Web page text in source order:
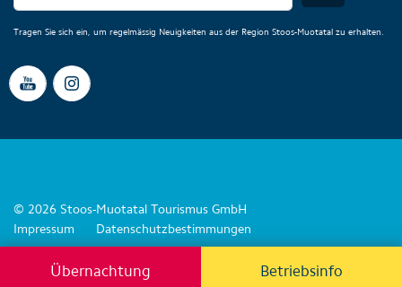
Übernachtung Betriebsinfo
Tragen Sie sich ein, um regelmässig Neuigkeiten aus der Region Stoos-Muotatal zu erhalten.
© 2026 Stoos-Muotatal Tourismus GmbH
Impressum
Datenschutzbestimmungen